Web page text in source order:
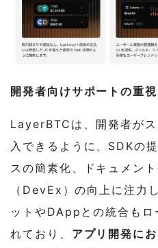
開発者向けサポートの重視
LayerBTCは、開発者が
入できるように、SDKの
スの簡素化、ドキュメン
（DevEx）の向上に注力
ットやDAppとの統合もロ
れており、 アプリ開発に